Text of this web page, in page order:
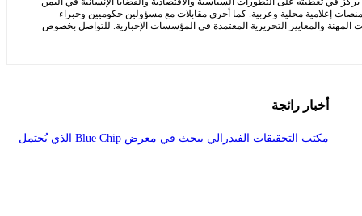
إعلامية محلية وعربية. كما أجرى مقابلات مع مسؤولين حكوميين وخبراء
والمعايير التحريرية المعتمدة في المؤسسات الإخبارية. للتواصل بخصوص
أخبار رائجة
مكتب التحقيقات الفيدرالي يبحث في معرض Blue Chip الذي يُحتمل